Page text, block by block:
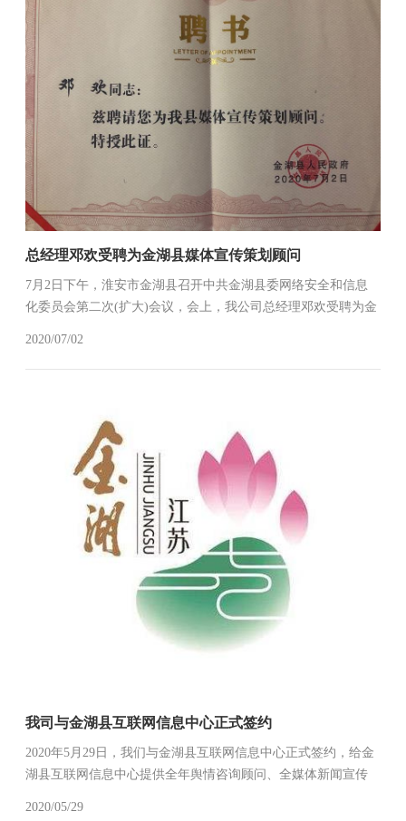
总经理邓欢受聘为金湖县媒体宣传策划顾问
7月2日下午，淮安市金湖县召开中共金湖县委网络安全和信息
化委员会第二次(扩大)会议，会上，我公司总经理邓欢受聘为金
2020/07/02
我司与金湖县互联网信息中心正式签约
2020年5月29日，我们与金湖县互联网信息中心正式签约，给金
湖县互联网信息中心提供全年舆情咨询顾问、全媒体新闻宣传
2020/05/29